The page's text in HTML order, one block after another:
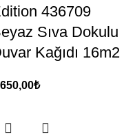
436709
Sıva Dokulu
Kağıdı 16m2
₺